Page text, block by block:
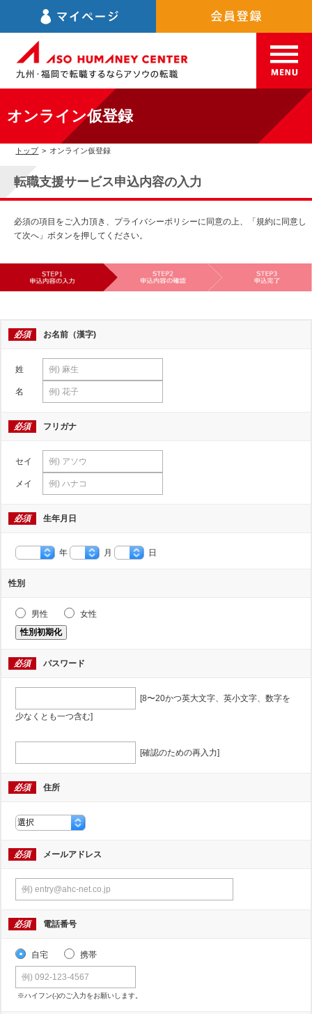
オンライン仮登録
トップ > オンライン仮登録
転職支援サービス申込内容の入力
必須の項目をご入力頂き、プライバシーポリシーに同意の上、「規約に同意し
て次へ」ボタンを押してください。
必須 お名前（漢字)
姓
名
必須 フリガナ
セイ
メイ
必須 生年月日
年 月 日
性別
男性
女性
性別初期化
必須 パスワード
[8〜20かつ英大文字、英小文字、数字を
少なくとも一つ含む]
[確認のための再入力]
必須 住所
必須 メールアドレス
必須 電話番号
自宅 携帯
※ハイフン(-)のご入力をお願いします。